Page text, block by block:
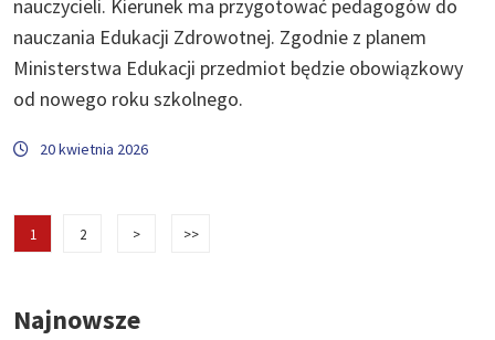
nauczycieli. Kierunek ma przygotować pedagogów do
nauczania Edukacji Zdrowotnej. Zgodnie z planem
Ministerstwa Edukacji przedmiot będzie obowiązkowy
od nowego roku szkolnego.
20 kwietnia 2026
1 2 > >>
Najnowsze